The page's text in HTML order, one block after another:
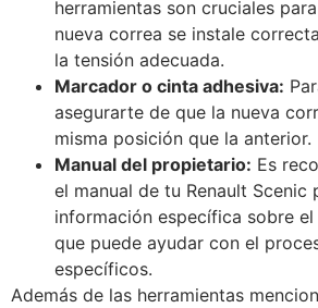
herramientas son cruciales
nueva correa se instale
la tensión adecuada.
Marcador o cinta adhesiva:
asegurarte de que la nueva
misma posición que la anterior.
Manual del propietario: Es
el manual de tu Renault Scenic
información específica sobre
que puede ayudar con el
específicos.
Además de las herramientas